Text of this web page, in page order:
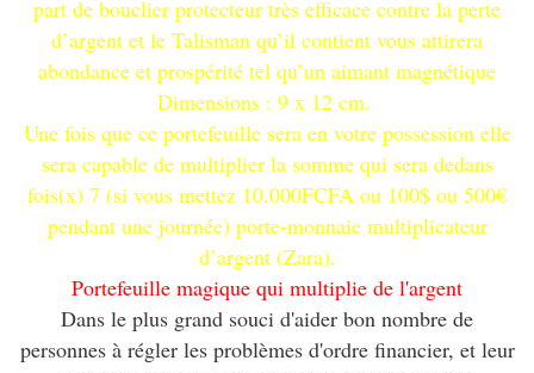
part de bouclier protecteur très efficace contre la perte
d’argent et le Talisman qu’il contient vous attirera
abondance et prospérité tel qu’un aimant magnétique
Dimensions : 9 x 12 cm.
Une fois que ce portefeuille sera en votre possession elle
sera capable de multiplier la somme qui sera dedans
fois(x) 7 (si vous mettez 10.000FCFA ou 100$ ou 500€
pendant une journée) porte-monnaie multiplicateur
d’argent (Zara).
Portefeuille magique qui multiplie de l'argent
Dans le plus grand souci d'aider bon nombre de
personnes à régler les problèmes d'ordre financier, et leur